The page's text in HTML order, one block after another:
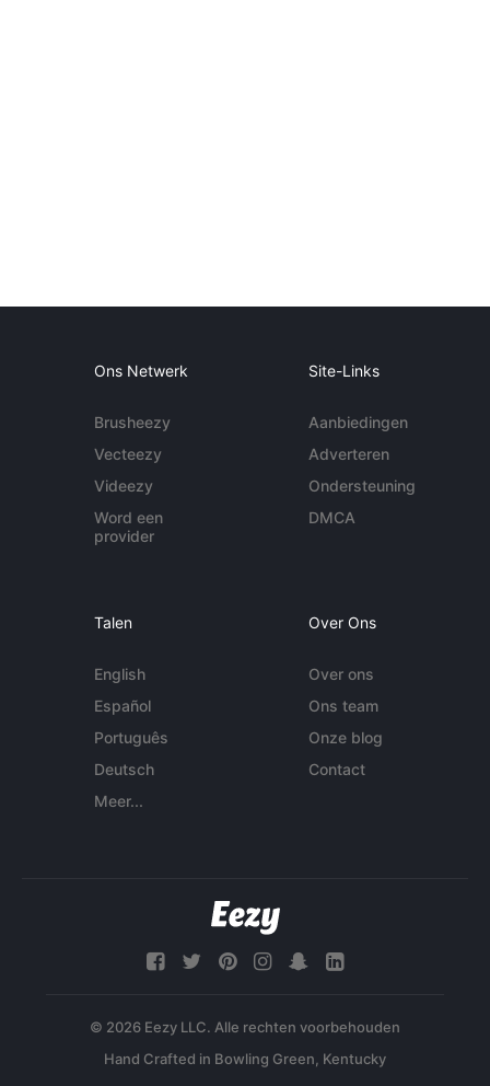
Ons Netwerk
Brusheezy
Vecteezy
Videezy
Word een
provider
Site-Links
Aanbiedingen
Adverteren
Ondersteuning
DMCA
Talen
English
Español
Português
Deutsch
Meer...
Over Ons
Over ons
Ons team
Onze blog
Contact
© 2026 Eezy LLC. Alle rechten voorbehouden